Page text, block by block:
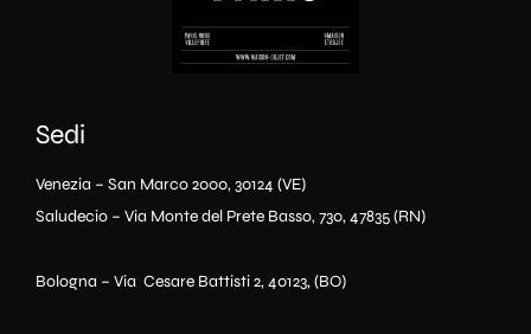
Sedi
Venezia – San Marco 2000, 30124 (VE)
Saludecio – Via Monte del Prete Basso, 730, 47835 (RN)
Bologna – Via Cesare Battisti 2, 40123, (BO)